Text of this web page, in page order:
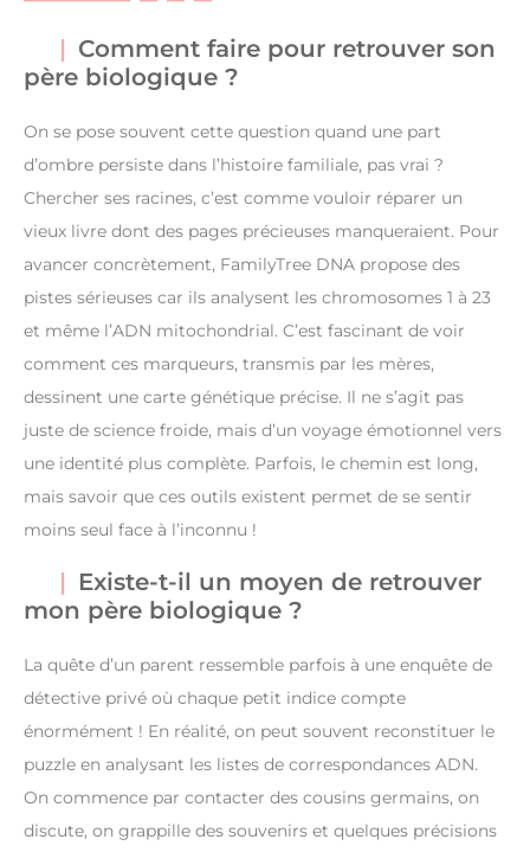
Comment faire pour retrouver son
père biologique ?
On se pose souvent cette question quand une part
d’ombre persiste dans l’histoire familiale, pas vrai ?
Chercher ses racines, c’est comme vouloir réparer un
vieux livre dont des pages précieuses manqueraient. Pour
avancer concrètement, FamilyTree DNA propose des
pistes sérieuses car ils analysent les chromosomes 1 à 23
et même l’ADN mitochondrial. C’est fascinant de voir
comment ces marqueurs, transmis par les mères,
dessinent une carte génétique précise. Il ne s’agit pas
juste de science froide, mais d’un voyage émotionnel vers
une identité plus complète. Parfois, le chemin est long,
mais savoir que ces outils existent permet de se sentir
moins seul face à l’inconnu !
Existe-t-il un moyen de retrouver
mon père biologique ?
La quête d’un parent ressemble parfois à une enquête de
détective privé où chaque petit indice compte
énormément ! En réalité, on peut souvent reconstituer le
puzzle en analysant les listes de correspondances ADN.
On commence par contacter des cousins germains, on
discute, on grappille des souvenirs et quelques précisions